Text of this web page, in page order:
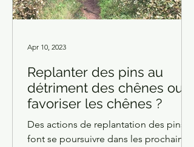
Replanter des pins au
détriment des chênes ou
favoriser les chênes ?
Des actions de replantation des pins
font se poursuivre dans les prochains
Apr 10, 2023